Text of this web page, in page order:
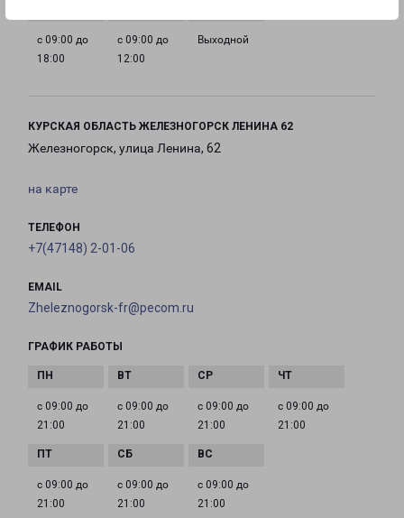
с 09:00 до
18:00
с 09:00 до
12:00
Выходной
КУРСКАЯ ОБЛАСТЬ ЖЕЛЕЗНОГОРСК ЛЕНИНА 62
Железногорск, улица Ленина, 62
на карте
ТЕЛЕФОН
+7(47148) 2-01-06
EMAIL
Zheleznogorsk-fr@pecom.ru
ГРАФИК РАБОТЫ
с 09:00 до
21:00
с 09:00 до
21:00
с 09:00 до
21:00
с 09:00 до
21:00
с 09:00 до
21:00
с 09:00 до
21:00
с 09:00 до
21:00